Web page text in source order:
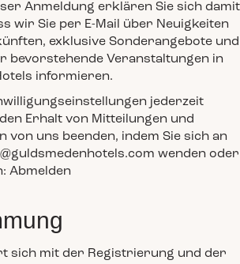
Anmeldung erklären Sie sich damit
wir Sie per E-Mail über Neuigkeiten
exklusive Sonderangebote und
bevorstehende Veranstaltungen in
informieren.
jederzeit
Erhalt von Mitteilungen und
von uns beenden, indem Sie sich an
wenden oder
Abmelden
sich mit der Registrierung und der